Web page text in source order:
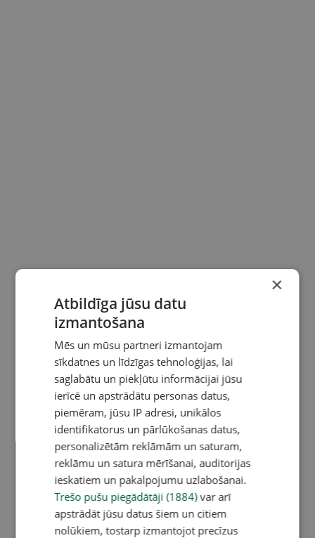
×
Atbildīga jūsu datu
izmantošana
Mēs un mūsu partneri izmantojam
sīkdatnes un līdzīgas tehnoloģijas, lai
saglabātu un piekļūtu informācijai jūsu
ierīcē un apstrādātu personas datus,
piemēram, jūsu IP adresi, unikālos
identifikatorus un pārlūkošanas datus,
personalizētām reklāmām un saturam,
reklāmu un satura mērīšanai, auditorijas
ieskatiem un pakalpojumu uzlabošanai.
Trešo pušu piegādātāji (1884)var arī
apstrādāt jūsu datus šiem un citiem
nolūkiem, tostarp izmantojot precīzus